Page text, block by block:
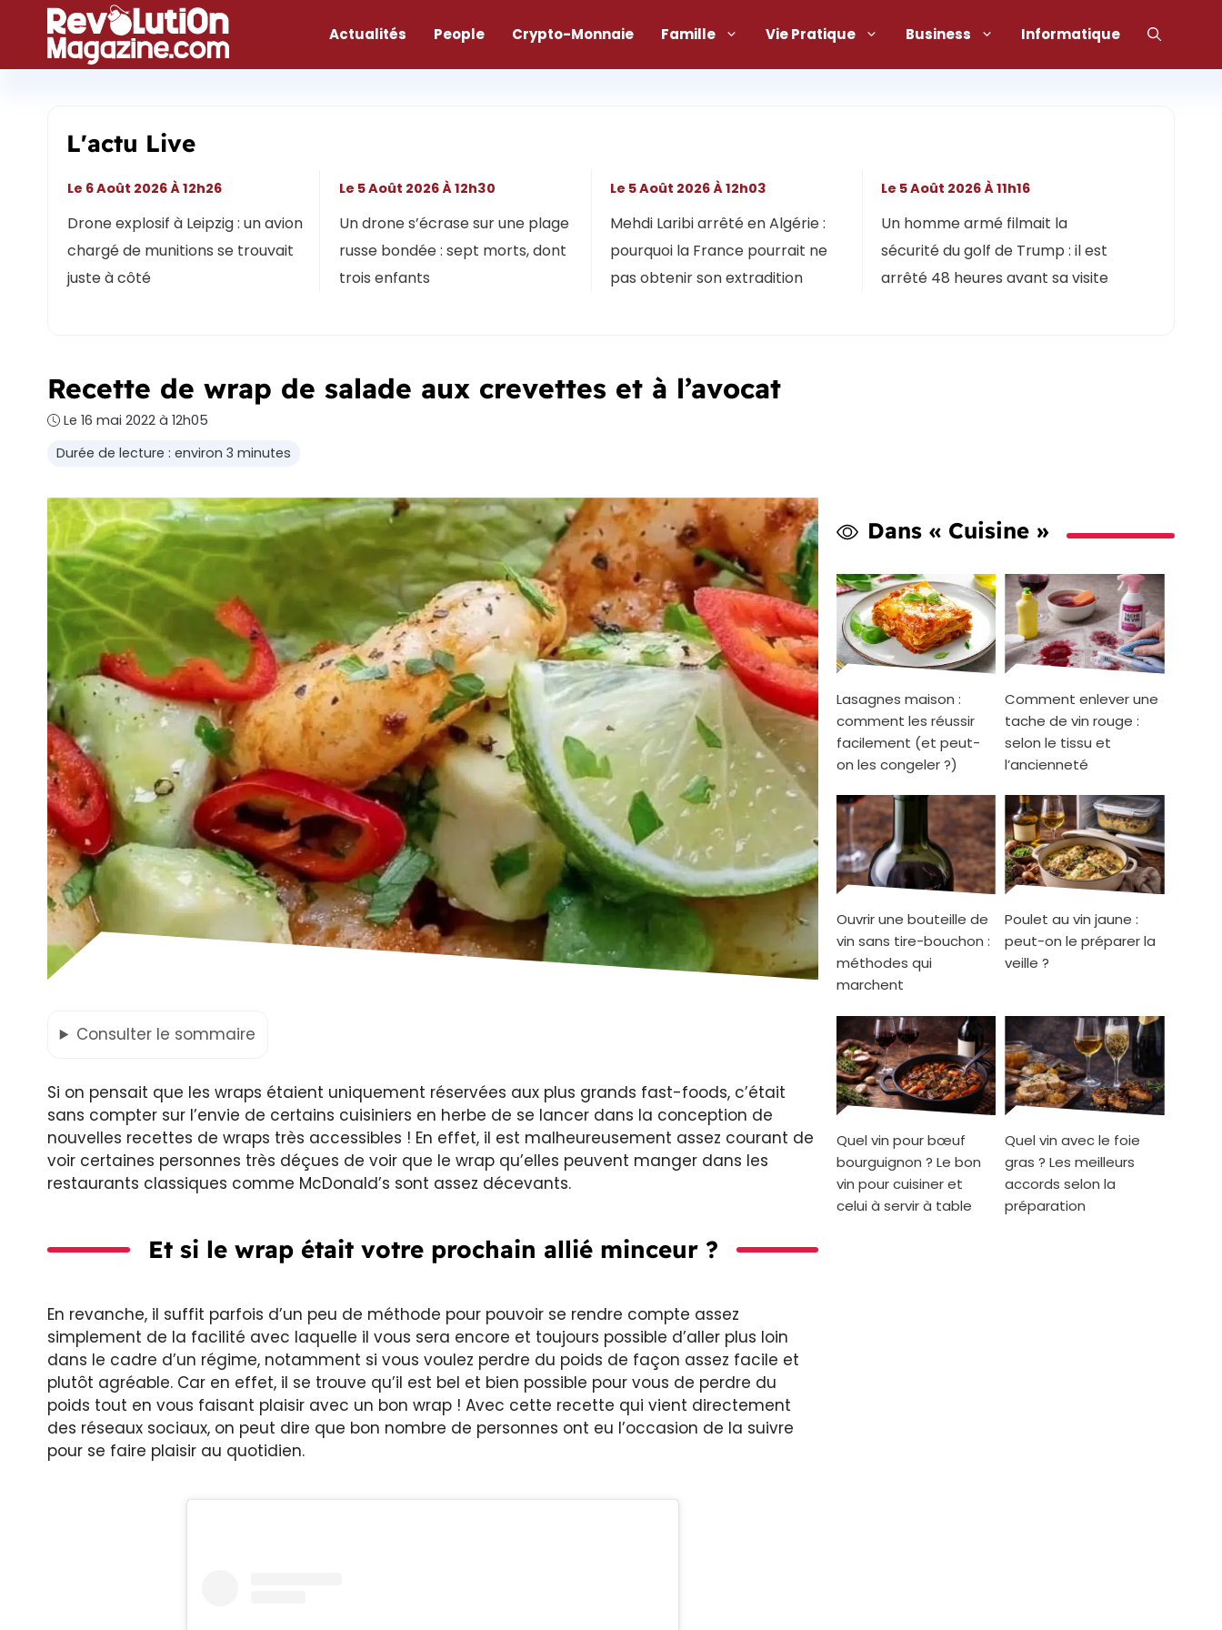
contenu
Actualités People Crypto-Monnaie Famille Vie Pratique Business Informatique
L'actu Live
Drone explosif à Leipzig : un avion
chargé de munitions se trouvait
juste à côté
Le 6 Août 2026 À 12h26
Un drone s’écrase sur une plage
russe bondée : sept morts, dont
trois enfants
Le 5 Août 2026 À 12h30
Mehdi Laribi arrêté en Algérie :
pourquoi la France pourrait ne
pas obtenir son extradition
Le 5 Août 2026 À 12h03
Un homme armé filmait la
sécurité du golf de Trump : il est
arrêté 48 heures avant sa visite
Le 5 Août 2026 À 11h16
Recette de wrap de salade aux crevettes et à l’avocat
Le 16 mai 2022 à 12h05
Durée de lecture : environ 3 minutes
Consulter le sommaire
Si on pensait que les wraps étaient uniquement réservées aux plus grands fast-foods, c’était
sans compter sur l’envie de certains cuisiniers en herbe de se lancer dans la conception de
nouvelles recettes de wraps très accessibles ! En effet, il est malheureusement assez courant de
voir certaines personnes très déçues de voir que le wrap qu’elles peuvent manger dans les
restaurants classiques comme McDonald’s sont assez décevants.
Et si le wrap était votre prochain allié minceur ?
En revanche, il suffit parfois d’un peu de méthode pour pouvoir se rendre compte assez
simplement de la facilité avec laquelle il vous sera encore et toujours possible d’aller plus loin
dans le cadre d’un régime, notamment si vous voulez perdre du poids de façon assez facile et
plutôt agréable. Car en effet, il se trouve qu’il est bel et bien possible pour vous de perdre du
poids tout en vous faisant plaisir avec un bon wrap ! Avec cette recette qui vient directement
des réseaux sociaux, on peut dire que bon nombre de personnes ont eu l’occasion de la suivre
pour se faire plaisir au quotidien.
Dans « Cuisine »
Lasagnes maison :
comment les réussir
facilement (et peut-
on les congeler ?)
Comment enlever une
tache de vin rouge :
selon le tissu et
l’ancienneté
Ouvrir une bouteille de
vin sans tire-bouchon :
méthodes qui
marchent
Poulet au vin jaune :
peut-on le préparer la
veille ?
Quel vin pour bœuf
bourguignon ? Le bon
vin pour cuisiner et
celui à servir à table
Quel vin avec le foie
gras ? Les meilleurs
accords selon la
préparation